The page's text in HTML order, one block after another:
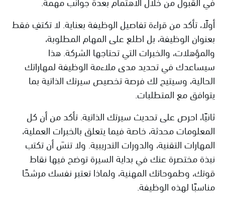
أولًا، تأكد من قراءة تفاصيل الوظيفة بعناية. لا تكتفِ فقط
بعنوان الوظيفة، بل اطلع على المهام المطلوبة،
والمؤهلات، والخبرات التي تحتاجها الشركة. هذا
سيساعدك في تحديد مدى ملاءمة الوظيفة لمهاراتك
الحالية، وسيتيح لك فرصة تخصيص سيرتك الذاتية بما
يتوافق مع المتطلبات.
ثانيًا، احرص على تحديث سيرتك الذاتية. تأكد من أن كل
المعلومات محدثة، خاصة فيما يتعلق بالخبرات العملية،
المهارات التقنية، والدورات التدريبية. ولا تنسَ أن تكتب
نبذة مختصرة عنك في بداية السيرة توضح فيها نقاط
قوتك، وطموحاتك المهنية، ولماذا تعتبر نفسك مرشحًا
مناسبًا لهذه الوظيفة.